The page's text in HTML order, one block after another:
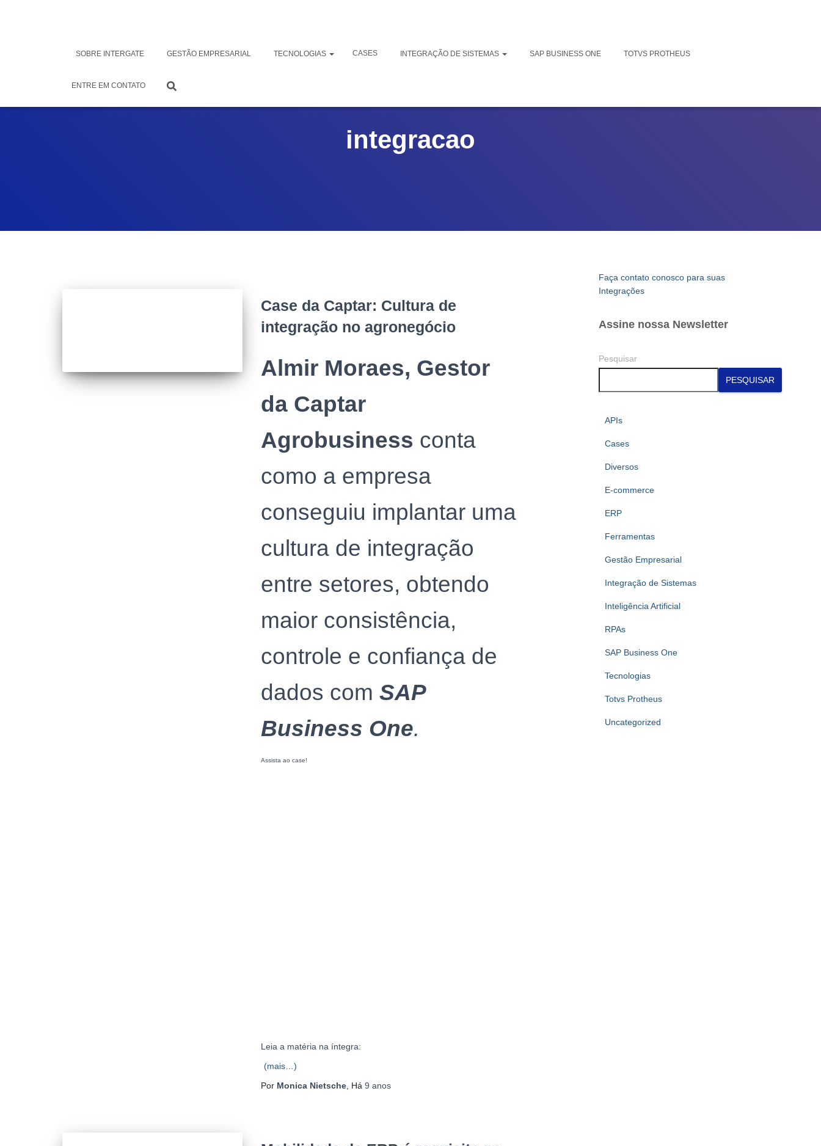
SOBRE INTERGATE GESTÃO EMPRESARIAL TECNOLOGIAS CASES INTEGRAÇÃO DE SISTEMAS SAP BUSINESS ONE TOTVS PROTHEUS
ENTRE EM CONTATO
integracao
Case da Captar: Cultura de
integração no agronegócio
Almir Moraes, Gestor
da Captar
Agrobusiness conta
como a empresa
conseguiu implantar uma
cultura de integração
entre setores, obtendo
maior consistência,
controle e confiança de
dados com SAP
Business One.
Assista ao case!
Leia a matéria na íntegra:
(mais…)
Por Monica Nietsche , Há 9 anos
Faça contato conosco para suas
Integrações
Assine nossa Newsletter
Pesquisar
PESQUISAR
APIs
Cases
Diversos
E-commerce
ERP
Ferramentas
Gestão Empresarial
Integração de Sistemas
Inteligência Artificial
RPAs
SAP Business One
Tecnologias
Totvs Protheus
Uncategorized